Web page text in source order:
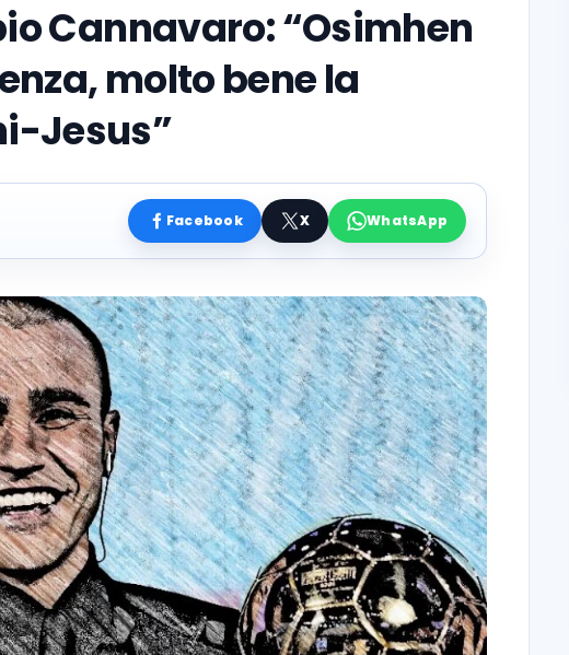
Cannavaro: “Osimhen
molto bene la
Jesus”
Facebook X WhatsApp